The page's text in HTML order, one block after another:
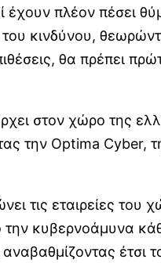
έχουν πλέον
κινδύνου,
θα πρέπει
στον χώρο της
την Optima Cyber,
τις εταιρείες
την κυβερνοάμυνα
έτσι